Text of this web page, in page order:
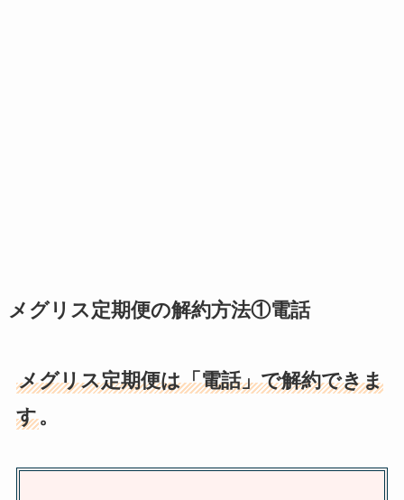
メグリス定期便の解約方法①電話
メグリス定期便は「電話」で解約できま
す。